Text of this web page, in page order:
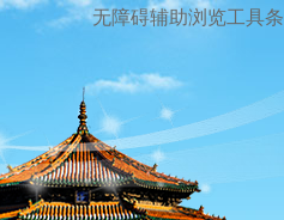
无障碍辅助浏览工具条